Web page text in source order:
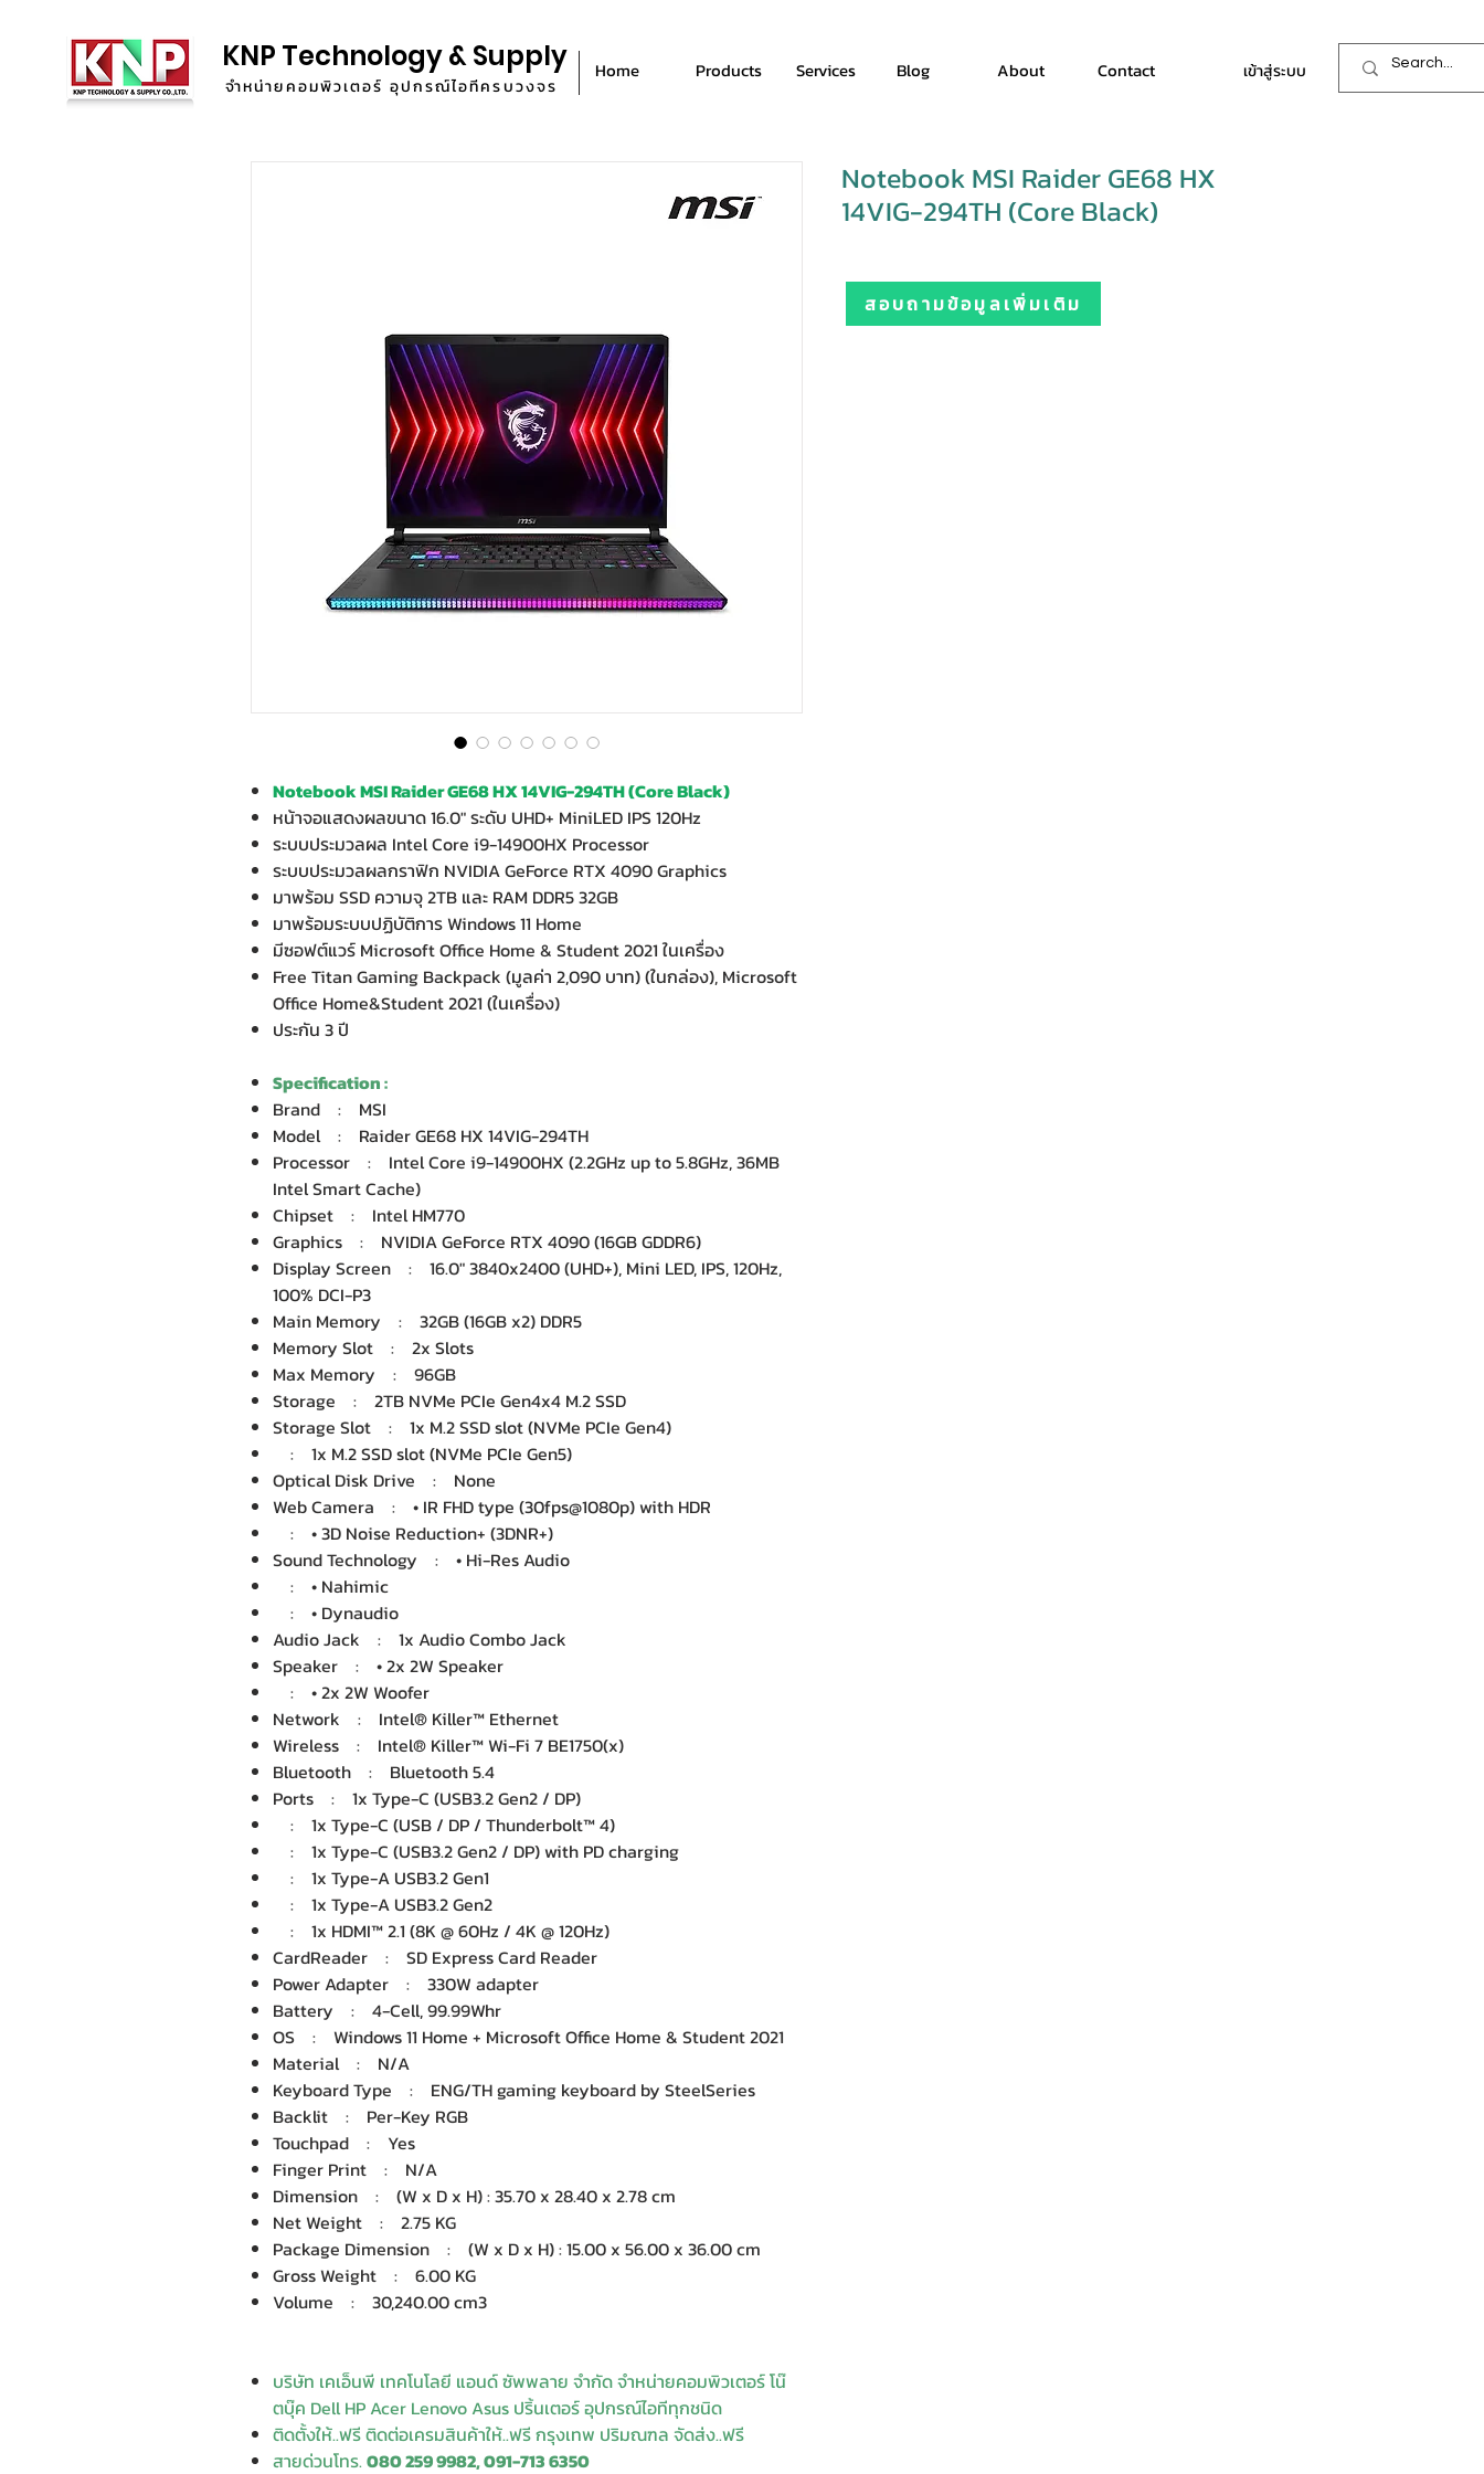
KNP Technology & Supply
จำหน่ายคอมพิวเตอร์ อุปกรณ์ไอทีครบวงจร
Home Products Services Blog About Contact เข้าสู่ระบบ
Notebook MSI Raider GE68 HX 14VIG-294TH (Core Black)
หน้าจอแสดงผลขนาด 16.0" ระดับ UHD+ MiniLED IPS 120Hz
ระบบประมวลผล Intel Core i9-14900HX Processor
ระบบประมวลผลกราฟิก NVIDIA GeForce RTX 4090 Graphics
มาพร้อม SSD ความจุ 2TB และ RAM DDR5 32GB
มาพร้อมระบบปฏิบัติการ Windows 11 Home
มีซอฟต์แวร์ Microsoft Office Home & Student 2021 ในเครื่อง
Free Titan Gaming Backpack (มูลค่า 2,090 บาท) (ในกล่อง), Microsoft
Office Home&Student 2021 (ในเครื่อง)
ประกัน 3 ปี
Specification :
Brand : MSI
Model : Raider GE68 HX 14VIG-294TH
Processor : Intel Core i9-14900HX (2.2GHz up to 5.8GHz, 36MB
Intel Smart Cache)
Chipset : Intel HM770
Graphics : NVIDIA GeForce RTX 4090 (16GB GDDR6)
Display Screen : 16.0" 3840x2400 (UHD+), Mini LED, IPS, 120Hz,
100% DCI-P3
Main Memory : 32GB (16GB x2) DDR5
Memory Slot : 2x Slots
Max Memory : 96GB
Storage : 2TB NVMe PCIe Gen4x4 M.2 SSD
Storage Slot : 1x M.2 SSD slot (NVMe PCIe Gen4)
: 1x M.2 SSD slot (NVMe PCIe Gen5)
Optical Disk Drive : None
Web Camera : • IR FHD type (30fps@1080p) with HDR
: • 3D Noise Reduction+ (3DNR+)
Sound Technology : • Hi-Res Audio
: • Nahimic
: • Dynaudio
Audio Jack : 1x Audio Combo Jack
Speaker : • 2x 2W Speaker
: • 2x 2W Woofer
Network : Intel® Killer™ Ethernet
Wireless : Intel® Killer™ Wi-Fi 7 BE1750(x)
Bluetooth : Bluetooth 5.4
Ports : 1x Type-C (USB3.2 Gen2 / DP)
: 1x Type-C (USB / DP / Thunderbolt™ 4)
: 1x Type-C (USB3.2 Gen2 / DP) with PD charging
: 1x Type-A USB3.2 Gen1
: 1x Type-A USB3.2 Gen2
: 1x HDMI™ 2.1 (8K @ 60Hz / 4K @ 120Hz)
CardReader : SD Express Card Reader
Power Adapter : 330W adapter
Battery : 4-Cell, 99.99Whr
OS : Windows 11 Home + Microsoft Office Home & Student 2021
Material : N/A
Keyboard Type : ENG/TH gaming keyboard by SteelSeries
Backlit : Per-Key RGB
Touchpad : Yes
Finger Print : N/A
Dimension : (W x D x H) : 35.70 x 28.40 x 2.78 cm
Net Weight : 2.75 KG
Package Dimension : (W x D x H) : 15.00 x 56.00 x 36.00 cm
Gross Weight : 6.00 KG
Volume : 30,240.00 cm3
บริษัท เคเอ็นพี เทคโนโลยี แอนด์ ซัพพลาย จำกัด จำหน่ายคอมพิวเตอร์ โน๊
ตบุ๊ค Dell HP Acer Lenovo Asus ปริ้นเตอร์ อุปกรณ์ไอทีทุกชนิด
ติดตั้งให้..ฟรี ติดต่อเครมสินค้าให้..ฟรี กรุงเทพ ปริมณฑล จัดส่ง..ฟรี
สายด่วนโทร.080 259 9982, 091-713 6350
Notebook MSI Raider GE68 HX
14VIG-294TH (Core Black)
สอบถามข้อมูลเพิ่มเติม